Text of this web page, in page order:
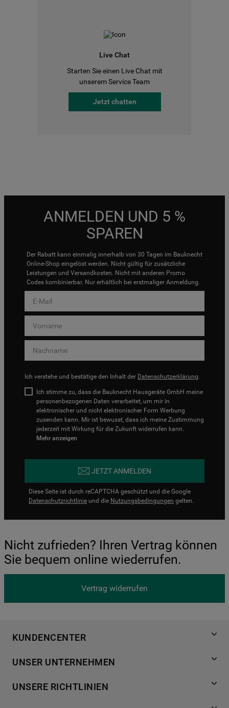
Live Chat
Starten Sie einen Live Chat mit
unserem Service Team
Jetzt chatten
ANMELDEN UND 5 %
SPAREN
Der Rabatt kann einmalig innerhalb von 30 Tagen im Bauknecht
Online-Shop eingelöst werden. Nicht gültig für zusätzliche
Leistungen und Versandkosten. Nicht mit anderen Promo
Codes kombinierbar. Nur erhältlich bei erstmaliger Anmeldung.
Ich verstehe und bestätige den Inhalt der Datenschutzerklärung.
Ich stimme zu, dass die Bauknecht Hausgeräte GmbH meine
personenbezogenen Daten verarbeitet, um mir in
elektronischer und nicht elektronischer Form Werbung
zusenden kann. Mir ist bewusst, dass ich meine Zustimmung
jederzeit mit Wirkung für die Zukunft widerrufen kann.
Mehr anzeigen
JETZT ANMELDEN
Diese Seite ist durch reCAPTCHA geschützt und die Google
Datenschutzrichtlinie und die Nutzungsbedingungen gelten.
Nicht zufrieden? Ihren Vertrag können
Sie bequem online wiederrufen.
Vertrag widerrufen
KUNDENCENTER
Händlersuche
Häufige Fragen
UNSER UNTERNEHMEN
Für Händler
UNSERE RICHTLINIEN